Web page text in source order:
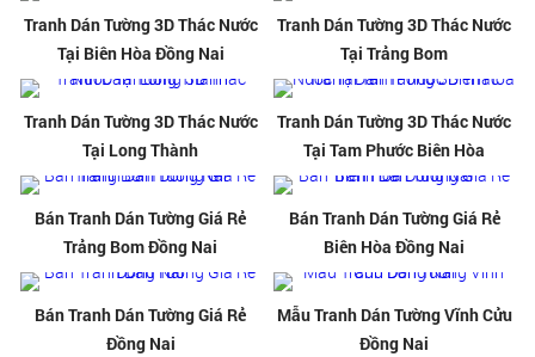
Tranh Dán Tường 3D Thác Nước
Tại Biên Hòa Đồng Nai
Tranh Dán Tường 3D Thác Nước
Tại Trảng Bom
Tranh Dán Tường 3D Thác Nước
Tại Long Thành
Tranh Dán Tường 3D Thác Nước
Tại Tam Phước Biên Hòa
Bán Tranh Dán Tường Giá Rẻ
Trảng Bom Đồng Nai
Bán Tranh Dán Tường Giá Rẻ
Biên Hòa Đồng Nai
Bán Tranh Dán Tường Giá Rẻ
Đồng Nai
Mẫu Tranh Dán Tường Vĩnh Cửu
Đồng Nai